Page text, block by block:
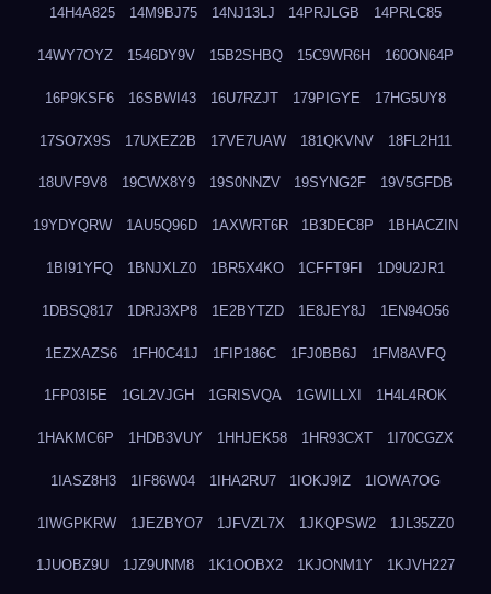
14H4A825 14M9BJ75 14NJ13LJ 14PRJLGB 14PRLC85
14WY7OYZ 1546DY9V 15B2SHBQ 15C9WR6H 160ON64P
16P9KSF6 16SBWI43 16U7RZJT 179PIGYE 17HG5UY8
17SO7X9S 17UXEZ2B 17VE7UAW 181QKVNV 18FL2H11
18UVF9V8 19CWX8Y9 19S0NNZV 19SYNG2F 19V5GFDB
19YDYQRW 1AU5Q96D 1AXWRT6R 1B3DEC8P 1BHACZIN
1BI91YFQ 1BNJXLZ0 1BR5X4KO 1CFFT9FI 1D9U2JR1
1DBSQ817 1DRJ3XP8 1E2BYTZD 1E8JEY8J 1EN94O56
1EZXAZS6 1FH0C41J 1FIP186C 1FJ0BB6J 1FM8AVFQ
1FP03I5E 1GL2VJGH 1GRISVQA 1GWILLXI 1H4L4ROK
1HAKMC6P 1HDB3VUY 1HHJEK58 1HR93CXT 1I70CGZX
1IASZ8H3 1IF86W04 1IHA2RU7 1IOKJ9IZ 1IOWA7OG
1IWGPKRW 1JEZBYO7 1JFVZL7X 1JKQPSW2 1JL35ZZ0
1JUOBZ9U 1JZ9UNM8 1K1OOBX2 1KJONM1Y 1KJVH227